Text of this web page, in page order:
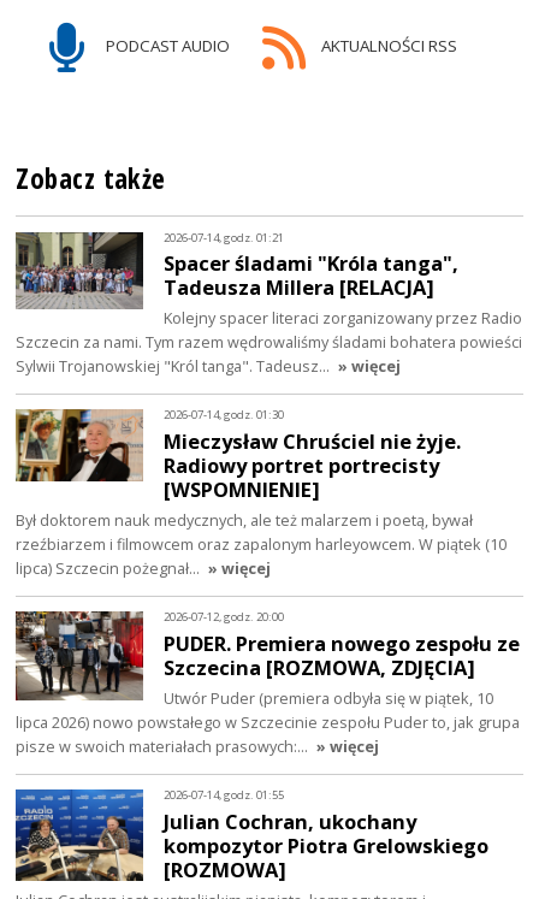
PODCAST AUDIO AKTUALNOŚCI RSS
Zobacz także
2026-07-14, godz. 01:21
Spacer śladami "Króla tanga",
Tadeusza Millera [RELACJA]
Kolejny spacer literaci zorganizowany przez Radio
Szczecin za nami. Tym razem wędrowaliśmy śladami bohatera powieści
Sylwii Trojanowskiej "Król tanga". Tadeusz… » więcej
2026-07-14, godz. 01:30
Mieczysław Chruściel nie żyje.
Radiowy portret portrecisty
[WSPOMNIENIE]
Był doktorem nauk medycznych, ale też malarzem i poetą, bywał
rzeźbiarzem i filmowcem oraz zapalonym harleyowcem. W piątek (10
lipca) Szczecin pożegnał… » więcej
2026-07-12, godz. 20:00
PUDER. Premiera nowego zespołu ze
Szczecina [ROZMOWA, ZDJĘCIA]
Utwór Puder (premiera odbyła się w piątek, 10
lipca 2026) nowo powstałego w Szczecinie zespołu Puder to, jak grupa
pisze w swoich materiałach prasowych:… » więcej
2026-07-14, godz. 01:55
Julian Cochran, ukochany
kompozytor Piotra Grelowskiego
[ROZMOWA]